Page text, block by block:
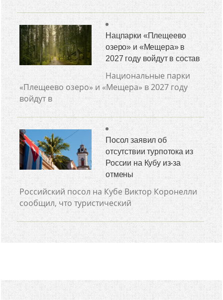
Нацпарки «Плещеево
озеро» и «Мещера» в
2027 году войдут в состав
Национальные парки
«Плещеево озеро» и «Мещера» в 2027 году
войдут в
Посол заявил об
отсутствии турпотока из
России на Кубу из-за
отмены
Российский посол на Кубе Виктор Коронелли
сообщил, что туристический